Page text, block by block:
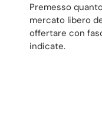
Premesso
mercato libero
offertare con
indicate.